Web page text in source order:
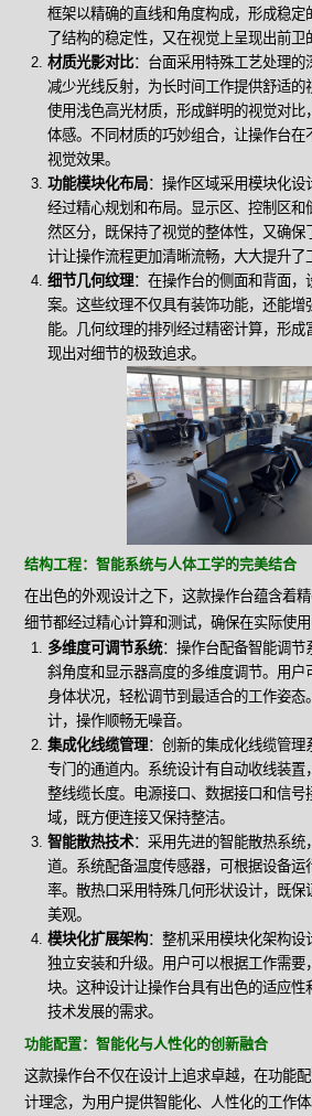
框架以精确的直线和角度构成，形成稳定
了结构的稳定性，又在视觉上呈现出前卫
材质光影对比：台面采用特殊工艺处理的
减少光线反射，为长时间工作提供舒适的
使用浅色高光材质，形成鲜明的视觉对比
体感。不同材质的巧妙组合，让操作台在
视觉效果。
功能模块化布局：操作区域采用模块化设
经过精心规划和布局。显示区、控制区和
然区分，既保持了视觉的整体性，又确保
计让操作流程更加清晰流畅，大大提升了
细节几何纹理：在操作台的侧面和背面，
案。这些纹理不仅具有装饰功能，还能增
能。几何纹理的排列经过精密计算，形成
现出对细节的极致追求。
结构工程：智能系统与人体工学的完美结合
在出色的外观设计之下，这款操作台蕴含着
细节都经过精心计算和测试，确保在实际使用
多维度可调节系统：操作台配备智能调节
斜角度和显示器高度的多维度调节。用户
身体状况，轻松调节到最适合的工作姿态
计，操作顺畅无噪音。
集成化线缆管理：创新的集成化线缆管理
专门的通道内。系统设计有自动收线装置
整线缆长度。电源接口、数据接口和信号
域，既方便连接又保持整洁。
智能散热技术：采用先进的智能散热系统
道。系统配备温度传感器，可根据设备运
率。散热口采用特殊几何形状设计，既保
美观。
模块化扩展架构：整机采用模块化架构设
独立安装和升级。用户可以根据工作需要
块。这种设计让操作台具有出色的适应性
技术发展的需求。
功能配置：智能化与人性化的创新融合
这款操作台不仅在设计上追求卓越，在功能
计理念，为用户提供智能化、人性化的工作体